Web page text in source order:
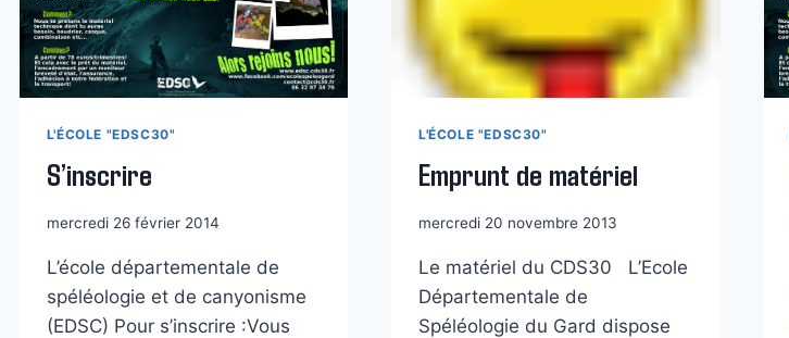
L'ÉCOLE "EDSC30"
S’inscrire
mercredi 26 février 2014
L’école départementale de
spéléologie et de canyonisme
(EDSC) Pour s’inscrire :Vous
L'ÉCOLE "EDSC30"
Emprunt de matériel
mercredi 20 novembre 2013
Le matériel du CDS30 L’Ecole
Départementale de
Spéléologie du Gard dispose